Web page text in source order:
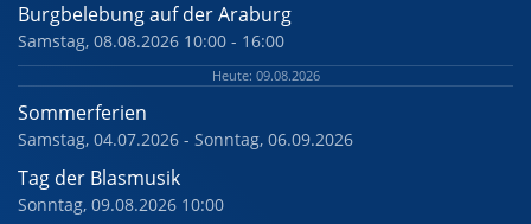
Burgbelebung auf der Araburg
Samstag, 08.08.2026 10:00 - 16:00
Heute: 09.08.2026
Sommerferien
Samstag, 04.07.2026 - Sonntag, 06.09.2026
Tag der Blasmusik
Sonntag, 09.08.2026 10:00